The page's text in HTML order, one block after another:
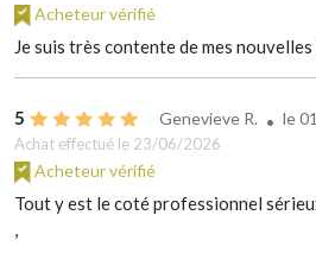
Acheteur vérifié
Je suis très contente de mes
5 Genevieve R. le
Achat effectué le 23/06/2026
Acheteur vérifié
Tout y est le coté professionnel
,